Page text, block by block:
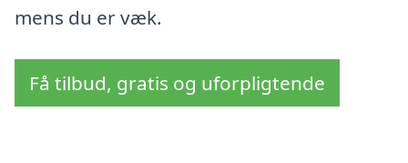
mens du er væk.
Få tilbud, gratis og uforpligtende